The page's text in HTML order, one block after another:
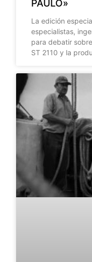
PAULO»
La edición
especialistas,
para debatir
ST 2110 y la